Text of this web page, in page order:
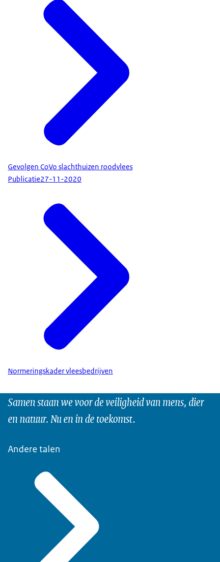
Gevolgen CoVo slachthuizen roodvlees
Publicatie27-11-2020
Normeringskader vleesbedrijven
Samen staan we voor de veiligheid van mens, dier
en natuur. Nu en in de toekomst.
Andere talen